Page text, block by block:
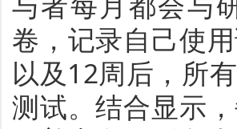
卷，记录自己使
以及12周后，所
测试。结合显示